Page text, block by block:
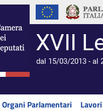
XVII
dal 15/03/2013 - al
Organi Parlamentari Lavori